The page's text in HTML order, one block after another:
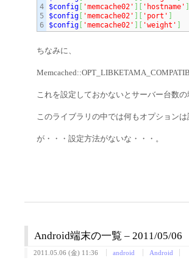
4
5
$config [ 'memcache02' ] [ 'hostname' ]
$config [ 'memcache02' ] [ 'port' ]
$config [ 'memcache02' ] [ 'weight' ]
ちなみに、
これを設定しておかないとサーバー台数
このライブラリの中では何もオプション
が・・・設定方法がないな・・・。
Android端末の一覧 – 2011/05/06
2011.05.06 (金) 11:36 android Android